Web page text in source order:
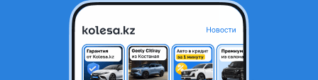
Валюметр Опель Зафира а, 2.2 дизель